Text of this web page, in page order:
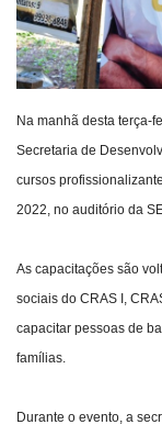
Na manhã desta terça-
Secretaria de
cursos
2022, no auditório da
As capacitações são
sociais do CRAS I,
capacitar pessoas de
famílias.
Durante o evento, a